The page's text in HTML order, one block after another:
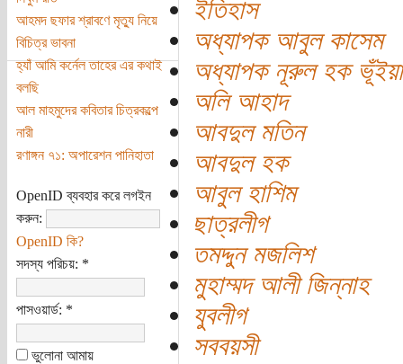
আহমদ ছফার শ্রাবণে মৃত্যু নিয়ে
বিচিত্র ভাবনা
হ্যাঁ আমি কর্নেল তাহের এর কথাই
বলছি
আল মাহমুদের কবিতার চিত্রকল্পে
নারী
রণাঙ্গন ৭১: অপারেশন পানিহাতা
OpenID ব্যবহার করে লগইন
করুন:
OpenID কি?
সদস্য পরিচয়: *
পাসওয়ার্ড: *
ভুলোনা আমায়
ইতিহাস
অধ্যাপক আবুল কাসেম
অধ্যাপক নূরুল হক ভূঁইয়া
অলি আহাদ
আবদুল মতিন
আবদুল হক
আবুল হাশিম
ছাত্রলীগ
তমদ্দুন মজলিশ
মুহাম্মদ আলী জিন্নাহ
যুবলীগ
সববয়সী